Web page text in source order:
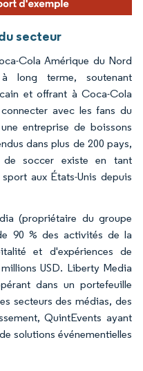
secteur
Cola Amérique du Nord
long terme, soutenant
et offrant à Coca-Cola
avec les fans du
entreprise de boissons
dans plus de 200 pays,
de soccer existe en tant
aux États-Unis depuis
(propriétaire du groupe
90 % des activités de la
et d'expériences de
USD. Liberty Media
dans un portefeuille
secteurs des médias, des
QuintEvents ayant
solutions événementielles